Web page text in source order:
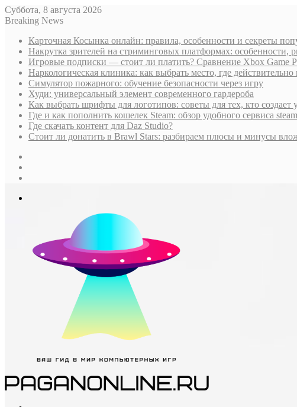
Суббота, 8 августа 2026
Breaking News
Карточная Косынка онлайн: правила, особенности и секреты
Накрутка зрителей на стриминговых платформах: особенности,
Игровые подписки — стоит ли платить? Сравнение Xbox Game
Наркологическая клиника: как выбрать место, где
Симулятор пожарного: обучение безопасности через игру
Худи: универсальный элемент современного гардероба
Как выбрать шрифты для логотипов: советы для тех, кто создает
Где и как пополнить кошелек Steam: обзор удобного сервиса
Где скачать контент для Daz Studio?
Стоит ли донатить в Brawl Stars: разбираем плюсы и минусы